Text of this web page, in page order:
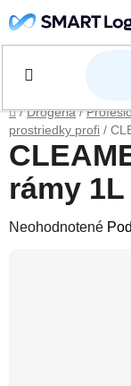
Domov
/ Drogéria /
prostriedky profi /
rámy 1L
Priemerné
Neohodnotené